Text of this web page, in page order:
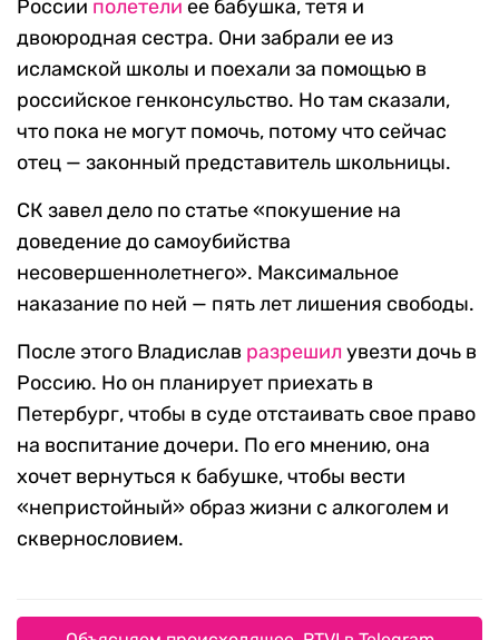
России полетели ее бабушка, тетя и
двоюродная сестра. Они забрали ее из
исламской школы и поехали за помощью в
российское генконсульство. Но там сказали,
что пока не могут помочь, потому что сейчас
отец — законный представитель школьницы.
СК завел дело по статье «покушение на
доведение до самоубийства
несовершеннолетнего». Максимальное
наказание по ней — пять лет лишения свободы.
После этого Владислав разрешил увезти дочь в
Россию. Но он планирует приехать в
Петербург, чтобы в суде отстаивать свое право
на воспитание дочери. По его мнению, она
хочет вернуться к бабушке, чтобы вести
«непристойный» образ жизни с алкоголем и
сквернословием.